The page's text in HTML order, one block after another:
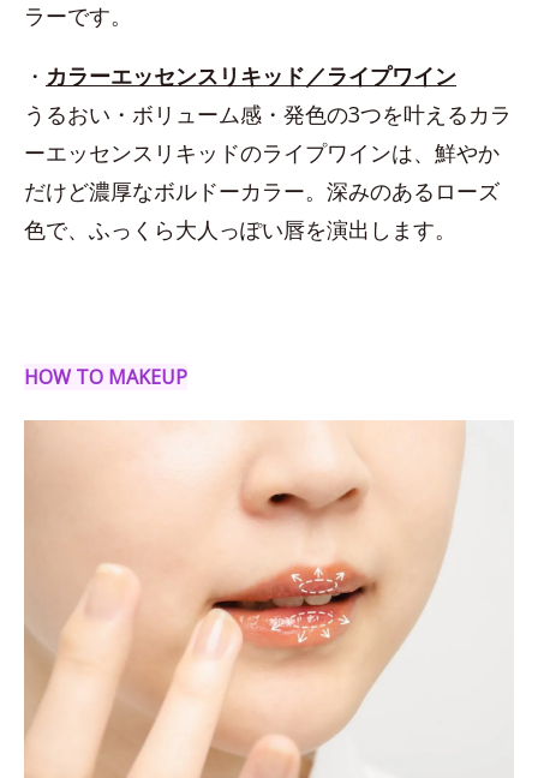
ラーです。
・ カラーエッセンスリキッド／ライプワイン
うるおい・ボリューム感・発色の3つを叶えるカラ
ーエッセンスリキッドのライプワインは、鮮やか
だけど濃厚なボルドーカラー。深みのあるローズ
色で、ふっくら大人っぽい唇を演出します。
HOW TO MAKEUP